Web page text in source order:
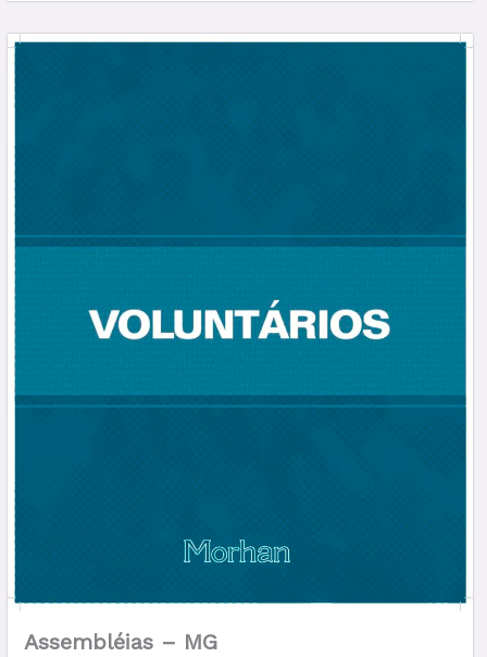
Assembléias – MG